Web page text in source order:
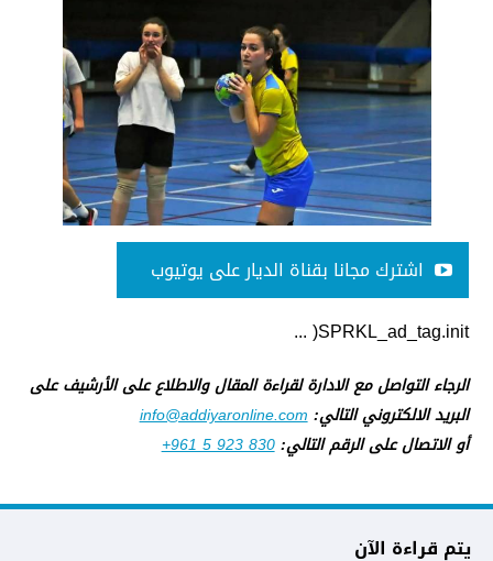
اشترك مجانا بقناة الديار على يوتيوب
SPRKL_ad_tag.init( ...
الرجاء التواصل مع الادارة لقراءة المقال والاطلاع على الأرشيف على
البريد الالكتروني التالي:info@addiyaronline.com
أو الاتصال على الرقم التالي:+961 5 923 830
يتم قراءة الآن